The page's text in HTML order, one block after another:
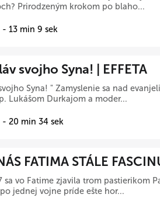
Prirodzeným krokom po blaho...
13 min 9 sek
svojho Syna! | EFFETA
Syna! " Zamyslenie sa nad
Lukášom Durkajom a moder...
- 20 min 34 sek
FATIMA STÁLE
sa vo Fatime zjavila trom pastierikom
jednej vojne príde ešte hor...